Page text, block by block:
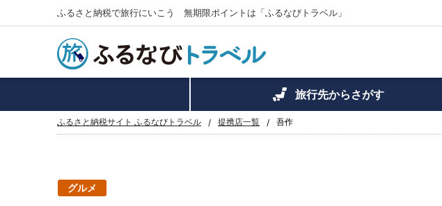
ふるさと納税で旅行にいこう 無期限ポイントは「ふるなびトラベル」
旅行先からさがす
ふるさと納税サイト ふるなびトラベル 提携店一覧 吾作
グルメ